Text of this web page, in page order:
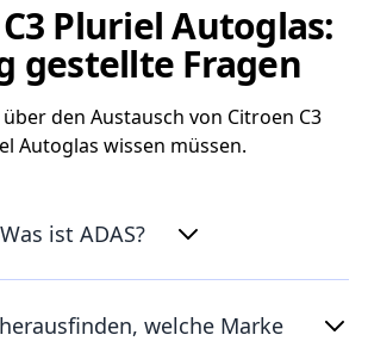
Pluriel Autoglas:
gestellte Fragen
über den Austausch von Citroen C3
Autoglas wissen müssen.
Was ist ADAS?
welche Marke